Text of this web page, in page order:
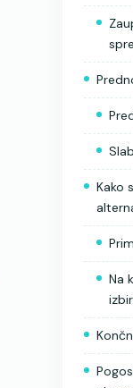
Kako
Na